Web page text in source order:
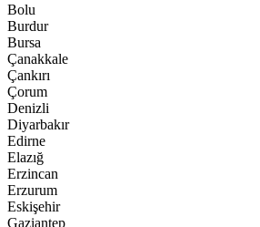
Bolu
Burdur
Bursa
Çanakkale
Çankırı
Çorum
Denizli
Diyarbakır
Edirne
Elazığ
Erzincan
Erzurum
Eskişehir
Gaziantep